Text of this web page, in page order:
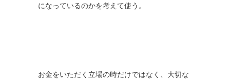
になっているのかを考えて使う。
お金をいただく立場の時だけではなく、大切な